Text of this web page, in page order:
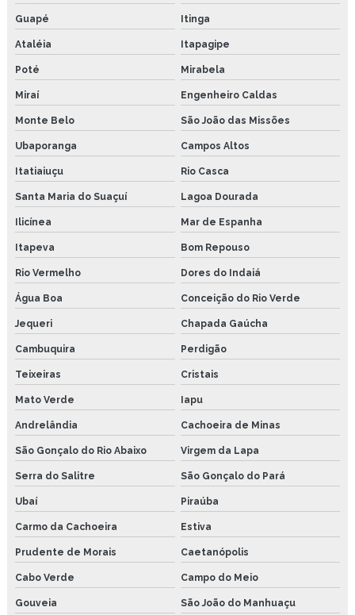
Guapé Itinga
Ataléia Itapagipe
Poté Mirabela
Miraí Engenheiro Caldas
Monte Belo São João das Missões
Ubaporanga Campos Altos
Itatiaiuçu Rio Casca
Santa Maria do Suaçuí Lagoa Dourada
Ilicínea Mar de Espanha
Itapeva Bom Repouso
Rio Vermelho Dores do Indaiá
Água Boa Conceição do Rio Verde
Jequeri Chapada Gaúcha
Cambuquira Perdigão
Teixeiras Cristais
Mato Verde Iapu
Andrelândia Cachoeira de Minas
São Gonçalo do Rio Abaixo Virgem da Lapa
Serra do Salitre São Gonçalo do Pará
Ubaí Piraúba
Carmo da Cachoeira Estiva
Prudente de Morais Caetanópolis
Cabo Verde Campo do Meio
Gouveia São João do Manhuaçu